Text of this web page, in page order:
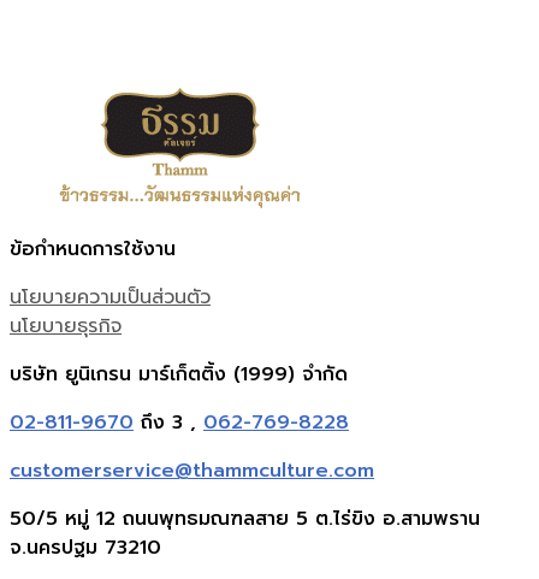
ข้อกำหนดการใช้งาน
นโยบายความเป็นส่วนตัว
นโยบายธุรกิจ
บริษัท ยูนิเกรน มาร์เก็ตติ้ง (1999) จำกัด
02-811-9670 ถึง 3 , 062-769-8228
customerservice@thammculture.com
50/5 หมู่ 12 ถนนพุทธมณฑลสาย 5 ต.ไร่ขิง อ.สามพราน
จ.นครปฐม 73210